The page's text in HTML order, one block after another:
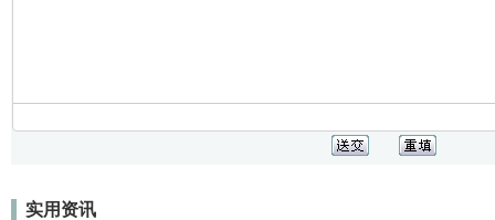
实用资讯